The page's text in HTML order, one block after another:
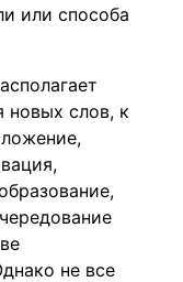
или способа
новых слов, к
не все